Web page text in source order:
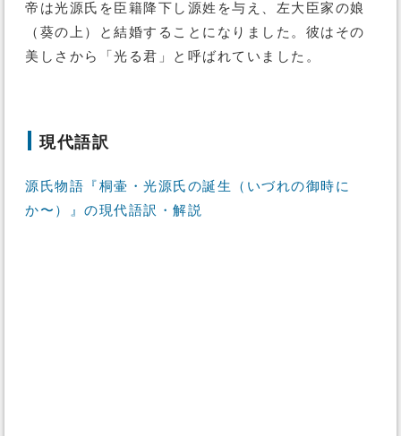
帝は光源氏を臣籍降下し源姓を与え、左大臣家の娘
（葵の上）と結婚することになりました。彼はその
美しさから「光る君」と呼ばれていました。
現代語訳
源氏物語『桐壷・光源氏の誕生（いづれの御時に
か〜）』の現代語訳・解説